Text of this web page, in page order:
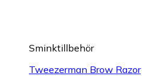
Sminktillbehör
Tweezerman Brow Razor